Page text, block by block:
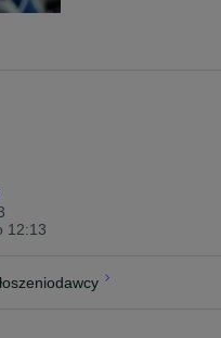
zapewniając
wtrysków z demontażu
12:13